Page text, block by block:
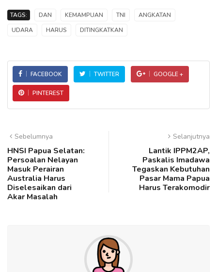
TAGS: DAN KEMAMPUAN TNI
ANGKATAN
UDARA
HARUS DITINGKATKAN
FACEBOOK TWITTER GOOGLE +
PINTEREST
Sebelumnya
HNSI Papua Selatan:
Persoalan Nelayan
Masuk Perairan
Australia Harus
Diselesaikan dari
Akar Masalah
Selanjutnya
Lantik IPPM2AP,
Paskalis Imadawa
Tegaskan Kebutuhan
Pasar Mama Papua
Harus Terakomodir